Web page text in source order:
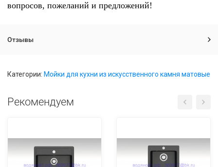
вопросов, пожеланий и предложений!
Отзывы
Категории: Мойки для кухни из искусственного камня матовые
Рекомендуем